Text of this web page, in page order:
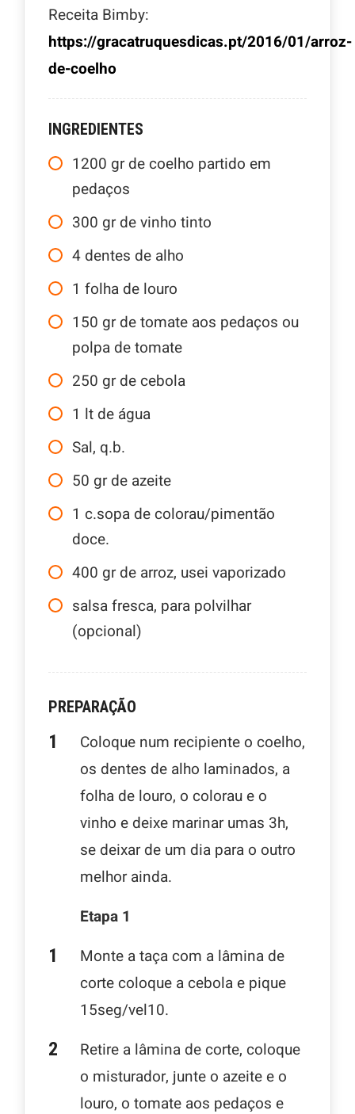
Receita Bimby:
https://gracatruquesdicas.pt/2016/01/arroz-
de-coelho
INGREDIENTES
1200 gr de coelho partido em
pedaços
300 gr de vinho tinto
4 dentes de alho
1 folha de louro
150 gr de tomate aos pedaços ou
polpa de tomate
250 gr de cebola
1 lt de água
Sal, q.b.
50 gr de azeite
1 c.sopa de colorau/pimentão
doce.
400 gr de arroz, usei vaporizado
salsa fresca, para polvilhar
(opcional)
PREPARAÇÃO
Coloque num recipiente o coelho,
os dentes de alho laminados, a
folha de louro, o colorau e o
vinho e deixe marinar umas 3h,
se deixar de um dia para o outro
melhor ainda.
Etapa 1
Monte a taça com a lâmina de
corte coloque a cebola e pique
15seg/vel10.
Retire a lâmina de corte, coloque
o misturador, junte o azeite e o
louro, o tomate aos pedaços e